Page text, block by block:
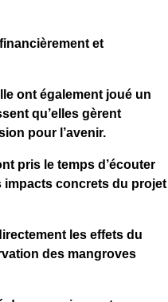
et
ont également joué un
qu’elles gèrent
pour l’avenir.
pris le temps d’écouter
impacts concrets du projet
les effets du
des mangroves